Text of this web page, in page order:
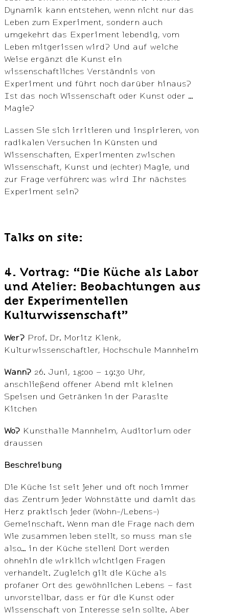
Dynamik kann entstehen, wenn nicht nur das
Leben zum Experiment, sondern auch
umgekehrt das Experiment lebendig, vom
Leben mitgerissen wird? Und auf welche
Weise ergänzt die Kunst ein
wissenschaftliches Verständnis von
Experiment und führt noch darüber hinaus?
Ist das noch Wissenschaft oder Kunst oder …
Magie?
Lassen Sie sich irritieren und inspirieren, von
radikalen Versuchen in Künsten und
Wissenschaften, Experimenten zwischen
Wissenschaft, Kunst und (echter) Magie, und
zur Frage verführen: was wird Ihr nächstes
Experiment sein?
Talks on site:
4. Vortrag: “Die Küche als Labor
und Atelier: Beobachtungen aus
der Experimentellen
Kulturwissenschaft”
Wer? Prof. Dr. Moritz Klenk,
Kulturwissenschaftler, Hochschule Mannheim
Wann? 26. Juni, 18:00 – 19:30 Uhr,
anschließend offener Abend mit kleinen
Speisen und Getränken in der Parasite
Kitchen
Wo? Kunsthalle Mannheim, Auditorium oder
draussen
Beschreibung
Die Küche ist seit jeher und oft noch immer
das Zentrum jeder Wohnstätte und damit das
Herz praktisch jeder (Wohn-/Lebens-)
Gemeinschaft. Wenn man die Frage nach dem
Wie zusammen leben stellt, so muss man sie
also… in der Küche stellen! Dort werden
ohnehin die wirklich wichtigen Fragen
verhandelt. Zugleich gilt die Küche als
profaner Ort des gewöhnlichen Lebens – fast
unvorstellbar, dass er für die Kunst oder
Wissenschaft von Interesse sein sollte. Aber